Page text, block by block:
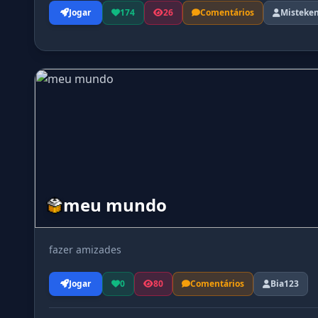
Jogar 174 26 Comentários
meu mundo
fazer amizades
Jogar 0 80 Comentários Bia123